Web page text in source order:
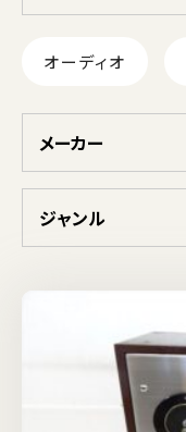
オーディオ
メーカー
ジャンル